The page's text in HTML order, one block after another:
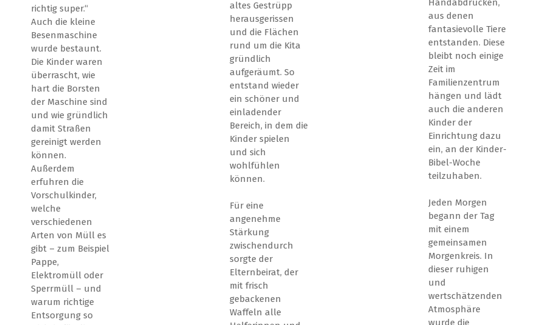
richtig super.“
Auch die kleine
Besenmaschine
wurde bestaunt.
Die Kinder waren
überrascht, wie
hart die Borsten
der Maschine sind
und wie gründlich
damit Straßen
gereinigt werden
können.
Außerdem
erfuhren die
Vorschulkinder,
welche
verschiedenen
Arten von Müll es
gibt – zum Beispiel
Pappe,
Elektromüll oder
Sperrmüll – und
warum richtige
Entsorgung so
altes Gestrüpp
herausgerissen
und die Flächen
rund um die Kita
gründlich
aufgeräumt. So
entstand wieder
ein schöner und
einladender
Bereich, in dem die
Kinder spielen
und sich
wohlfühlen
können.
Für eine
angenehme
Stärkung
zwischendurch
sorgte der
Elternbeirat, der
mit frisch
gebackenen
Waffeln alle
aus denen
fantasievolle Tiere
entstanden. Diese
bleibt noch einige
Zeit im
Familienzentrum
hängen und lädt
auch die anderen
Kinder der
Einrichtung dazu
ein, an der Kinder-
Bibel-Woche
teilzuhaben.
Jeden Morgen
begann der Tag
mit einem
gemeinsamen
Morgenkreis. In
dieser ruhigen
und
wertschätzenden
Atmosphäre
wurde die